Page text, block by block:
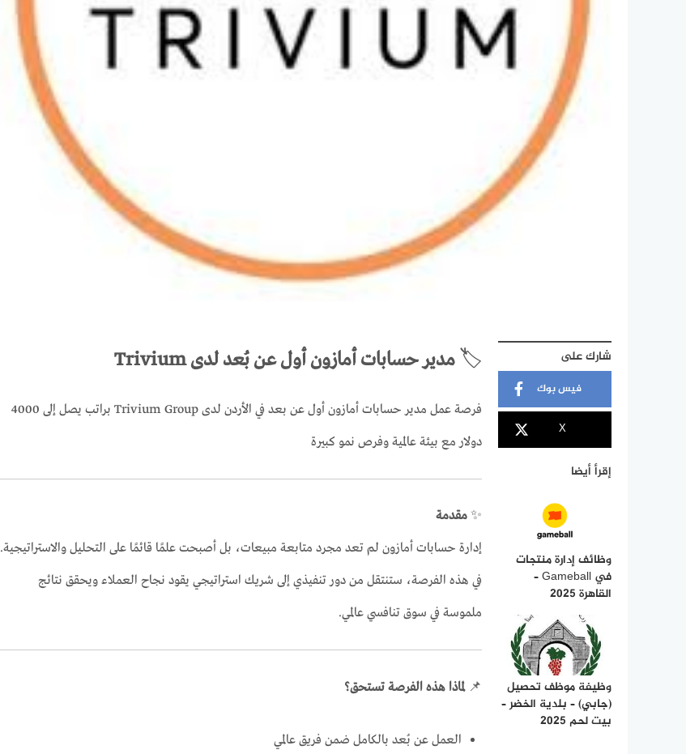
شارك على
فيس بوك
X
إقرأ أيضا
وظائف إدارة منتجات
في Gameball –
القاهرة 2025
وظيفة موظف تحصيل
(جابي) – بلدية الخضر –
بيت لحم 2025
🏷️ مدير حسابات أمازون أول عن بُعد لدى Trivium
فرصة عمل مدير حسابات أمازون أول عن بعد في الأردن لدى Trivium Group براتب يصل إلى 4000
دولار مع بيئة عالمية وفرص نمو كبيرة
✨ مقدمة
إدارة حسابات أمازون لم تعد مجرد متابعة مبيعات، بل أصبحت علمًا قائمًا على التحليل والاستراتيجية.
في هذه الفرصة، ستنتقل من دور تنفيذي إلى شريك استراتيجي يقود نجاح العملاء ويحقق نتائج
ملموسة في سوق تنافسي عالمي.
📌لماذا هذه الفرصة تستحق؟
العمل عن بُعد بالكامل ضمن فريق عالمي